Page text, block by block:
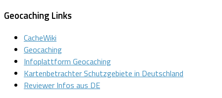
Geocaching Links
CacheWiki
Geocaching
Infoplattform Geocaching
Kartenbetrachter Schutzgebiete in Deutschland
Reviewer Infos aus DE